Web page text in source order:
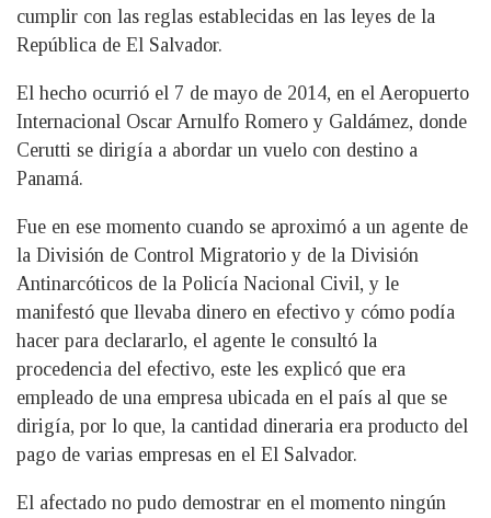
cumplir con las reglas establecidas en las leyes de la
República de El Salvador.
El hecho ocurrió el 7 de mayo de 2014, en el Aeropuerto
Internacional Oscar Arnulfo Romero y Galdámez, donde
Cerutti se dirigía a abordar un vuelo con destino a
Panamá.
Fue en ese momento cuando se aproximó a un agente de
la División de Control Migratorio y de la División
Antinarcóticos de la Policía Nacional Civil, y le
manifestó que llevaba dinero en efectivo y cómo podía
hacer para declararlo, el agente le consultó la
procedencia del efectivo, este les explicó que era
empleado de una empresa ubicada en el país al que se
dirigía, por lo que, la cantidad dineraria era producto del
pago de varias empresas en el El Salvador.
El afectado no pudo demostrar en el momento ningún